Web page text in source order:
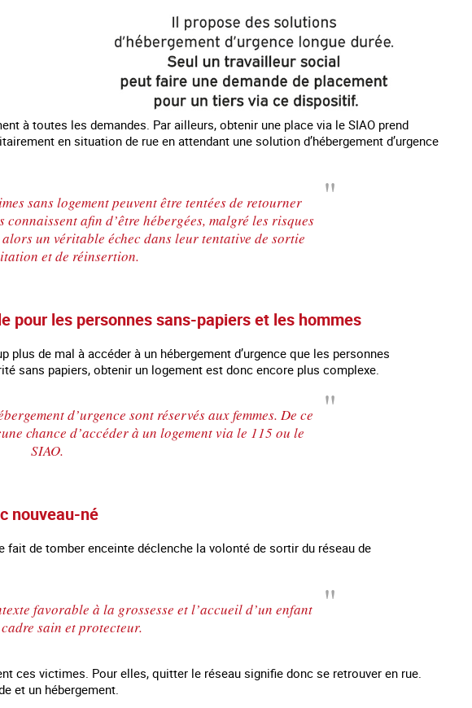
à toutes les demandes. Par ailleurs, obtenir une place via le SIAO prend
en situation de rue en attendant une solution d’hébergement d’urgence
sans logement peuvent être tentées de retourner
connaissent afin d’être hébergées, malgré les risques
un véritable échec dans leur tentative de sortie
et de réinsertion.
pour les personnes sans-papiers et les hommes
de mal à accéder à un hébergement d’urgence que les personnes
sans papiers, obtenir un logement est donc encore plus complexe.
d’urgence sont réservés aux femmes. De ce
chance d’accéder à un logement via le 115 ou le
SIAO.
nouveau-né
de tomber enceinte déclenche la volonté de sortir du réseau de
favorable à la grossesse et l’accueil d’un enfant
sain et protecteur.
ces victimes. Pour elles, quitter le réseau signifie donc se retrouver en rue.
et un hébergement.